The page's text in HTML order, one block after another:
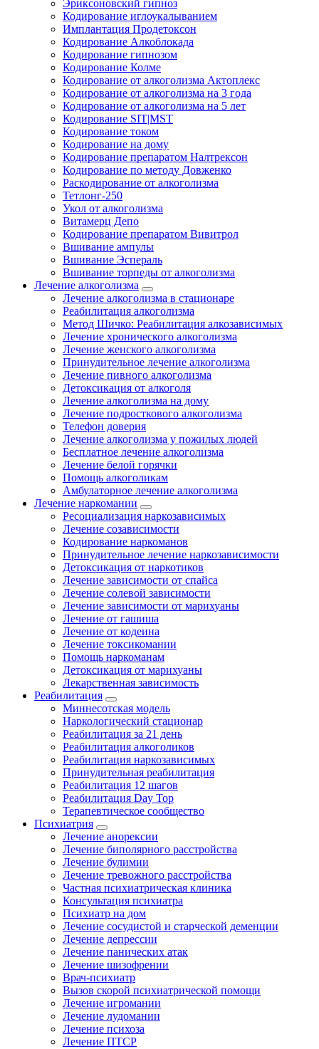
Эриксоновский гипноз
Кодирование иглоукалыванием
Имплантация Продетоксон
Кодирование Алкоблокада
Кодирование гипнозом
Кодирование Колме
Кодирование от алкоголизма Актоплекс
Кодирование от алкоголизма на 3 года
Кодирование от алкоголизма на 5 лет
Кодирование SIT|MST
Кодирование током
Кодирование на дому
Кодирование препаратом Налтрексон
Кодирование по методу Довженко
Раскодирование от алкоголизма
Тетлонг-250
Укол от алкоголизма
Витамерц Депо
Кодирование препаратом Вивитрол
Вшивание ампулы
Вшивание Эспераль
Вшивание торпеды от алкоголизма
Лечение алкоголизма
Лечение алкоголизма в стационаре
Реабилитация алкоголизма
Метод Шичко: Реабилитация алкозависимых
Лечение хронического алкоголизма
Лечение женского алкоголизма
Принудительное лечение алкоголизма
Лечение пивного алкоголизма
Детоксикация от алкоголя
Лечение алкоголизма на дому
Лечение подросткового алкоголизма
Телефон доверия
Лечение алкоголизма у пожилых людей
Бесплатное лечение алкоголизма
Лечение белой горячки
Помощь алкоголикам
Амбулаторное лечение алкоголизма
Лечение наркомании
Ресоциализация наркозависимых
Лечение созависимости
Кодирование наркоманов
Принудительное лечение наркозависимости
Детоксикация от наркотиков
Лечение зависимости от спайса
Лечение солевой зависимости
Лечение зависимости от марихуаны
Лечение от гашиша
Лечение от кодеина
Лечение токсикомании
Помощь наркоманам
Детоксикация от марихуаны
Лекарственная зависимость
Реабилитация
Миннесотская модель
Наркологический стационар
Реабилитация за 21 день
Реабилитация алкоголиков
Реабилитация наркозависимых
Принудительная реабилитация
Реабилитация 12 шагов
Реабилитация Day Top
Терапевтическое сообщество
Психиатрия
Лечение анорексии
Лечение биполярного расстройства
Лечение булимии
Лечение тревожного расстройства
Частная психиатрическая клиника
Консультация психиатра
Психиатр на дом
Лечение сосудистой и старческой деменции
Лечение депрессии
Лечение панических атак
Лечение шизофрении
Врач-психиатр
Вызов скорой психиатрической помощи
Лечение игромании
Лечение лудомании
Лечение психоза
Лечение ПТСР